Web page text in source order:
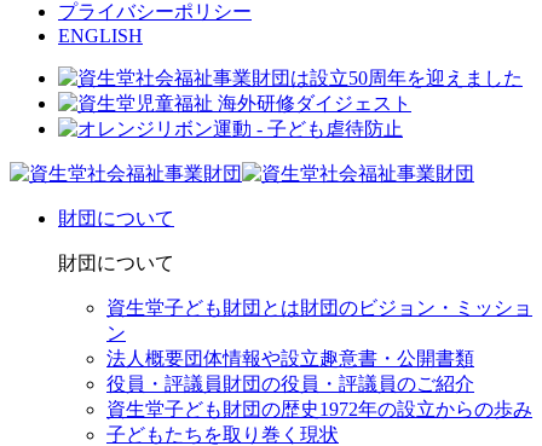
プライバシーポリシー
ENGLISH
財団について
財団について
資生堂子ども財団とは財団のビジョン・ミッショ
ン
法人概要団体情報や設立趣意書・公開書類
役員・評議員財団の役員・評議員のご紹介
資生堂子ども財団の歴史1972年の設立からの歩み
子どもたちを取り巻く現状